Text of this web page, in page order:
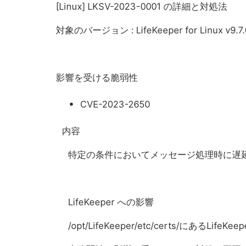
[Linux] LKSV-2023-0001 の詳細と対処法
対象のバージョン : LifeKeeper for Linux
影響を受ける脆弱性
CVE-2023-2650
内容
特定の条件においてメッセージ処理時に遅
LifeKeeper への影響
/opt/LifeKeeper/etc/certs/にある